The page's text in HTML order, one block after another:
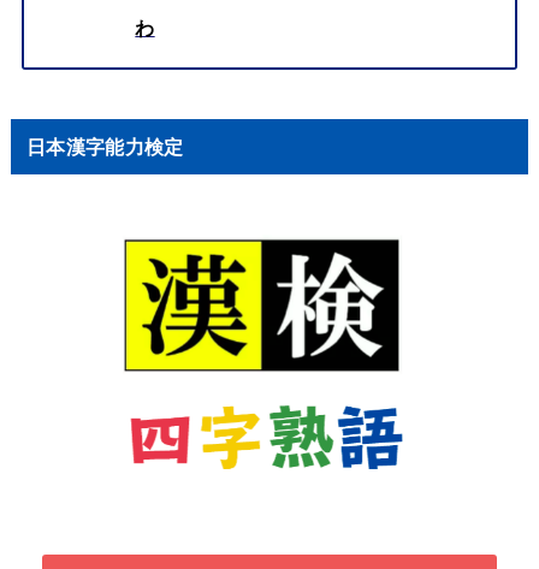
わ
日本漢字能力検定